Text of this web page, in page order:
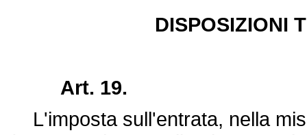
DISPOSIZIONI
Art. 19.
L'imposta sull'entrata, nella